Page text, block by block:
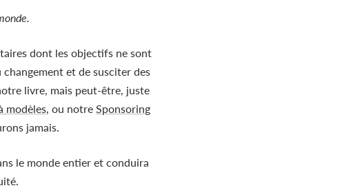
dont les objectifs ne sont
et de susciter des
livre, mais peut-être, juste
modèles, ou notre Sponsoring
jamais.
le monde entier et conduira